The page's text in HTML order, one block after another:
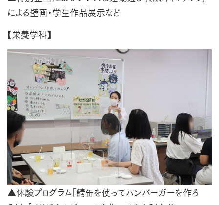
による壁画・学生作品展示など
【栄養学科】
▲体験プログラム「鯖缶を使ってハンバーガーを作ろ